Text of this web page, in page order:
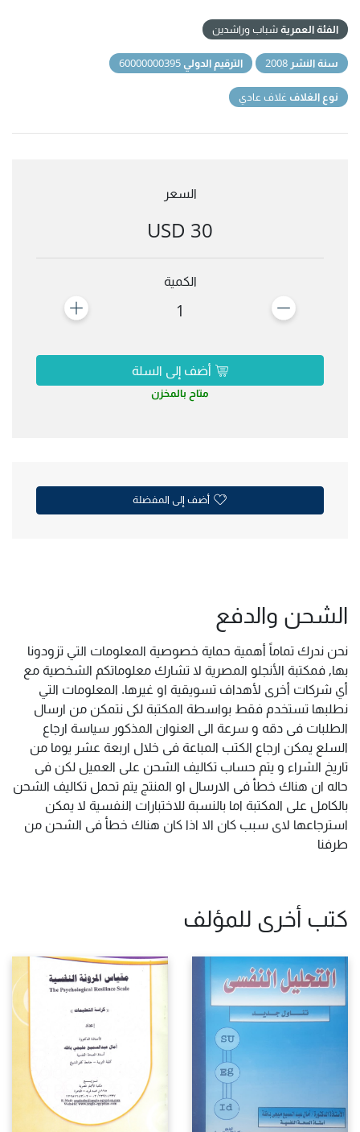
الفئة العمريةشباب وراشدين
سنة النشر الترقيم الدولي
نوع الغلاف غلاف عادي
السعر
30 USD
الكمية
1
أضف إلى السلة
متاح بالمخزن
أضف إلى المفضلة
الشحن والدفع
نحن ندرك تماماً أهمية حماية خصوصية المعلومات التي تزودونا
بها, فمكتبة الأنجلو المصرية لا تشارك معلوماتكم الشخصية مع
أي شركات أخرى لأهداف تسويقية او غيرها. المعلومات التي
نطلبها تستخدم فقط بواسطة المكتبة لكى نتمكن من ارسال
الطلبات فى دقه و سرعة الى العنوان المذكور سياسة ارجاع
السلع يمكن ارجاع الكتب المباعة فى خلال اربعة عشر يوما من
تاريخ الشراء و يتم حساب تكاليف الشحن على العميل لكن فى
حاله ان هناك خطأ فى الارسال او المنتج يتم تحمل تكاليف الشحن
بالكامل على المكتبة اما بالنسبة للاختبارات النفسية لا يمكن
استرجاعها لاى سبب كان الا اذا كان هناك خطأ فى الشحن من
طرفنا
كتب أخرى للمؤلف